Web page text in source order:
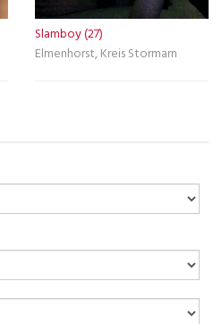
Slamboy (27)
Elmenhorst, Kreis Stormarn